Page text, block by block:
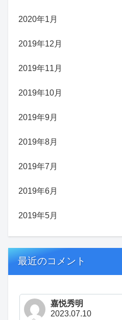
2020年1月
2019年12月
2019年11月
2019年10月
2019年9月
2019年8月
2019年7月
2019年6月
2019年5月
最近のコメント
嘉悦秀明
2023.07.10